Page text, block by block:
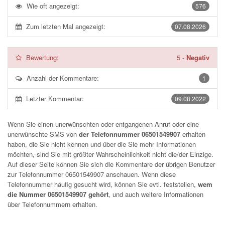
576
Wie oft angezeigt:
07.08.2026
Zum letzten Mal angezeigt:
Bewertung: 5 - Negativ
1
Anzahl der Kommentare:
09.08.2022
Letzter Kommentar:
Wenn Sie einen unerwünschten oder entgangenen Anruf oder eine
unerwünschte SMS von der Telefonnummer 06501549907 erhalten
haben, die Sie nicht kennen und über die Sie mehr Informationen
möchten, sind Sie mit größter Wahrscheinlichkeit nicht die/der Einzige.
Auf dieser Seite können Sie sich die Kommentare der übrigen Benutzer
zur Telefonnummer06501549907 anschauen. Wenn diese
Telefonnummer häufig gesucht wird, können Sie evtl. feststellen, wem
die Nummer 06501549907 gehört, und auch weitere Informationen
über Telefonnummern erhalten.